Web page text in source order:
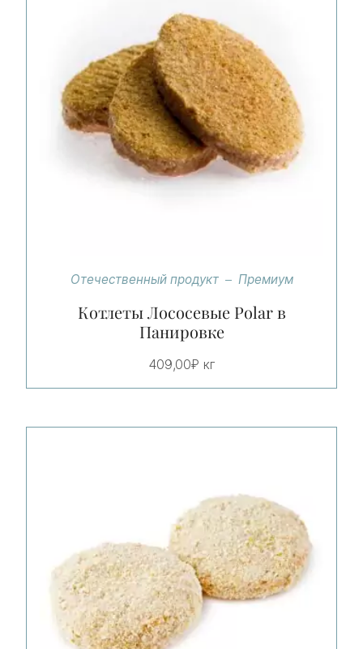
Отечественный продукт Премиум
Котлеты Лососевые Polar в
Панировке
409,00₽ кг